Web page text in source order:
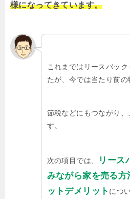
様になってきています。
これまではリースバッ
たが、今では当たり前の
節税などにもつながり
す。
次の項目では、
リース
みながら家を売る方
ットデメリット につ